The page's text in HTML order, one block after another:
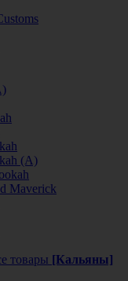
(А)
Maverick
товары [Кальяны]